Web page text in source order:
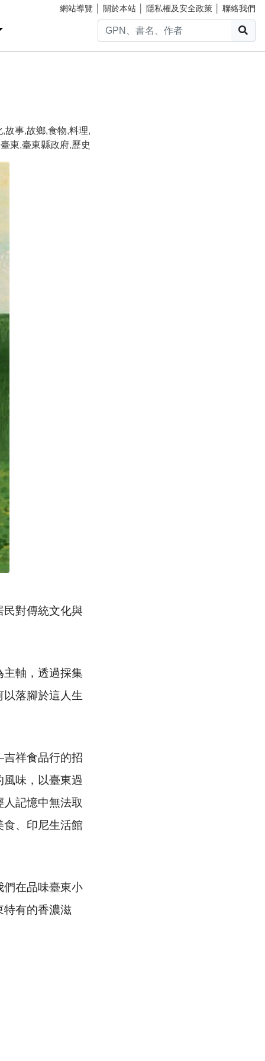
網站導覽 關於本站 隱私權及安全政策 聯絡我們
,故事,故鄉,食物,料理,
臺東,臺東縣政府,歷史
民對傳統文化與
軸，透過採集
落腳於這人生
祥食品行的招
味，以臺東過
記憶中無法取
、印尼生活館
們在品味臺東小
特有的香濃滋